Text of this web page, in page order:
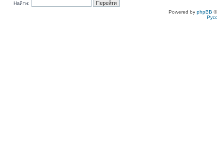
Найти:
Powered by phpBB